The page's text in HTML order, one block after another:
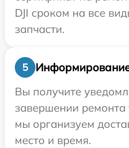
DJI сроком на все
запчасти.
5
Информирование
Вы получите
завершении ремонта
мы организуем
место и время.